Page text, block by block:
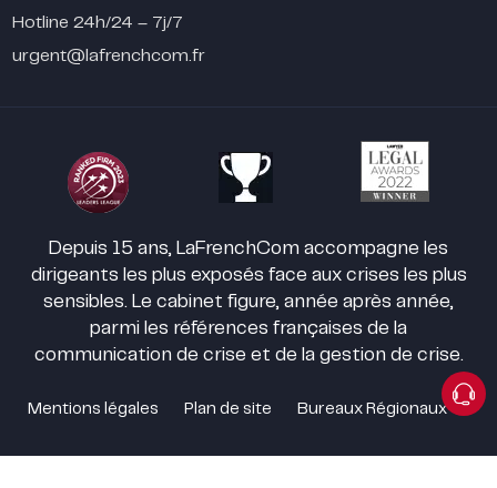
Hotline 24h/24 – 7j/7
urgent@lafrenchcom.fr
Depuis 15 ans, LaFrenchCom accompagne les
dirigeants les plus exposés face aux crises les plus
sensibles. Le cabinet figure, année après année,
parmi les références françaises de la
communication de crise et de la gestion de crise.
Mentions légales Plan de site Bureaux Régionaux